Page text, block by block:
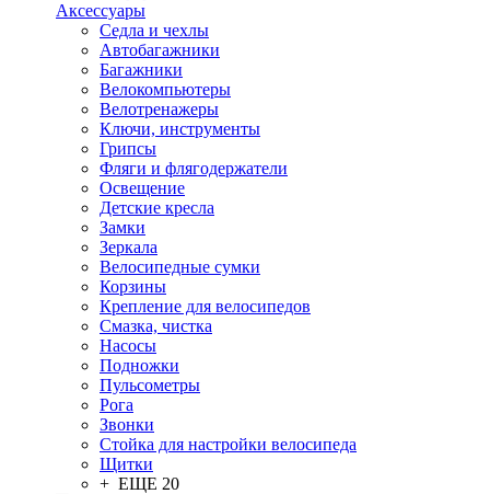
Аксессуары
Седла и чехлы
Автобагажники
Багажники
Велокомпьютеры
Велотренажеры
Ключи, инструменты
Грипсы
Фляги и флягодержатели
Освещение
Детские кресла
Замки
Зеркала
Велосипедные сумки
Корзины
Крепление для велосипедов
Смазка, чистка
Насосы
Подножки
Пульсометры
Рога
Звонки
Стойка для настройки велосипеда
Щитки
+ ЕЩЕ 20